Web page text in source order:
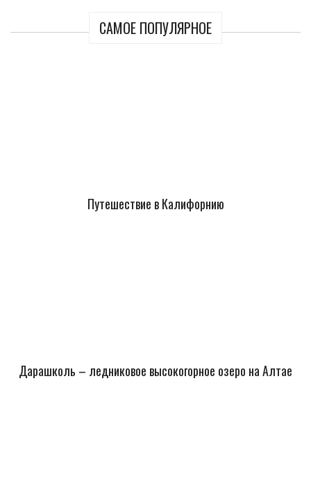
САМОЕ ПОПУЛЯРНОЕ
Путешествие в Калифорнию
Дарашколь – ледниковое высокогорное озеро на Алтае